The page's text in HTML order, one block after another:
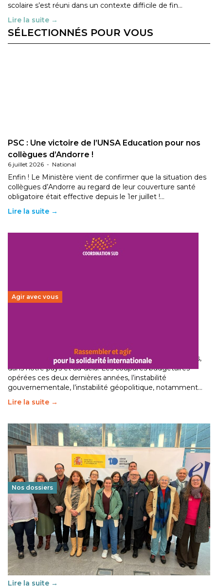
scolaire s’est réuni dans un contexte difficile de fin…
Lire la suite →
SÉLECTIONNÉS POUR VOUS
PSC : Une victoire de l’UNSA Education pour nos
collègues d’Andorre !
6 juillet 2026 - National
Enfin ! Le Ministère vient de confirmer que la situation des
collègues d’Andorre au regard de leur couverture santé
obligatoire était effective depuis le 1er juillet !…
Lire la suite →
Agir avec vous
Le secteur humanitaire connaît des difficultés profondes,
dans notre pays et au-delà. Les coupures budgétaires
opérées ces deux dernières années, l’instabilité
gouvernementale, l’instabilité géopolitique, notamment…
Lire la suite →
Nos dossiers
Éducation au vivre-ensemble : un échange croisé
franco-espagnol pour changer d’approche
29 juin 2026-National
Cette année, l'UNSA Éducation a mené un projet Erasmus
soutenu par l'union Européenne et centré sur l'éducation
au vivre-ensemble : quelles différences entre la France…
Lire la suite →